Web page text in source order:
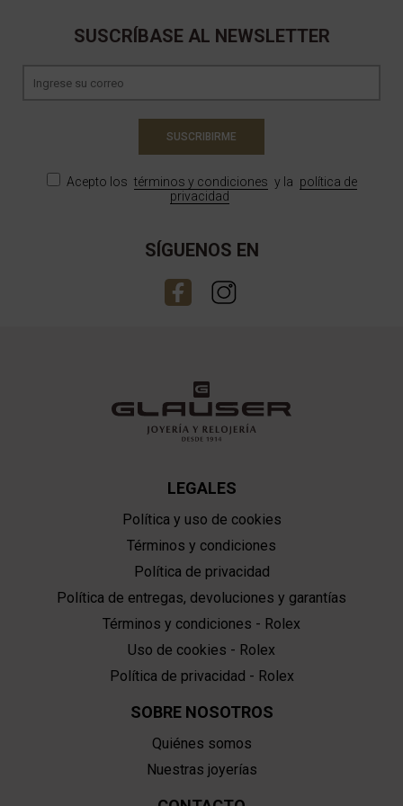
SUSCRÍBASE AL NEWSLETTER
SUSCRIBIRME
Acepto los términos y condiciones y la política de
privacidad
SÍGUENOS EN
LEGALES
Política y uso de cookies
Términos y condiciones
Política de privacidad
Política de entregas, devoluciones y garantías
Términos y condiciones - Rolex
Uso de cookies - Rolex
Política de privacidad - Rolex
SOBRE NOSOTROS
Quiénes somos
Nuestras joyerías